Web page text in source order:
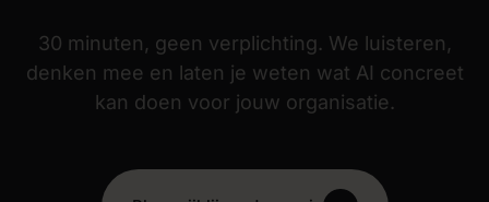
30 minuten, geen verplichting. We luisteren,
denken mee en laten je weten wat AI concreet
kan doen voor jouw organisatie.